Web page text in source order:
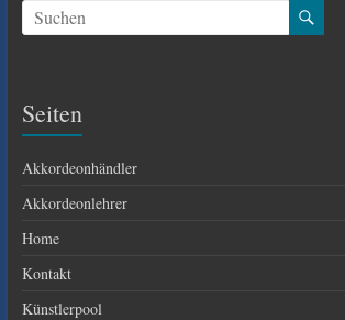
Seiten
Akkordeonhändler
Akkordeonlehrer
Home
Kontakt
Künstlerpool